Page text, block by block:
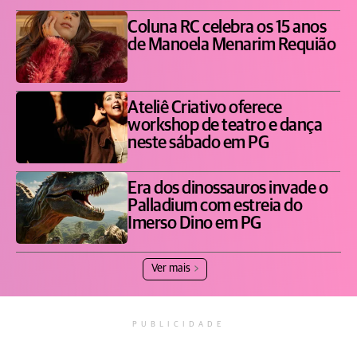
Coluna RC celebra os 15 anos
de Manoela Menarim Requião
Ateliê Criativo oferece
workshop de teatro e dança
neste sábado em PG
Era dos dinossauros invade o
Palladium com estreia do
Imerso Dino em PG
Ver mais
PUBLICIDADE